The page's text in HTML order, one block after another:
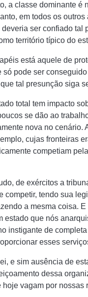
a classe dominante é
em todos os
ser confiado tal
território típico do
está aquele de
pode ser
tal presunção siga
total tem impacto
se dão ao
nova no cenário.
cujas fronteiras
competiam
de exércitos a
competir, tendo sua
a mesma coisa.
estado que nós
instigante de
esses
e sim ausência de
dessa
vagam por nossas